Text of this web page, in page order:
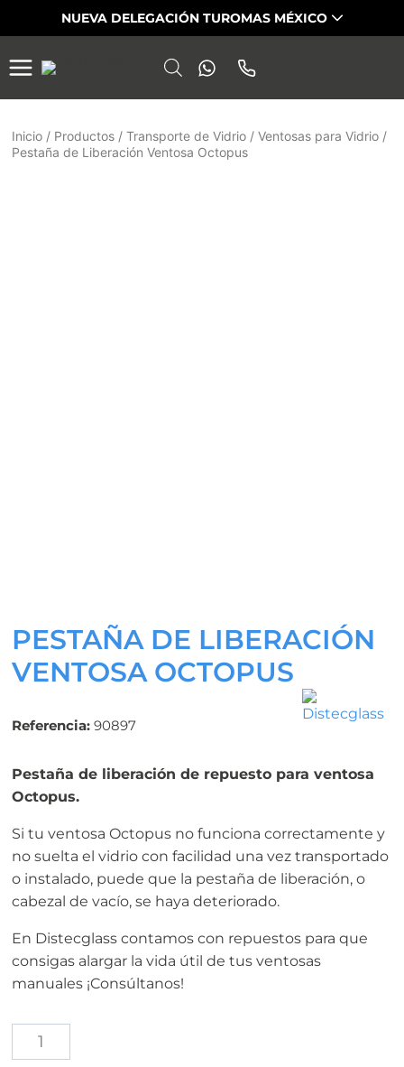
NUEVA DELEGACIÓN TUROMAS MÉXICO
Inicio / Productos / Transporte de Vidrio / Ventosas para Vidrio /
Pestaña de Liberación Ventosa Octopus
PESTAÑA DE LIBERACIÓN
VENTOSA OCTOPUS
Referencia: 90897
Pestaña de liberación de repuesto para ventosa
Octopus.
Si tu ventosa Octopus no funciona correctamente y
no suelta el vidrio con facilidad una vez transportado
o instalado, puede que la pestaña de liberación, o
cabezal de vacío, se haya deteriorado.
En Distecglass contamos con repuestos para que
consigas alargar la vida útil de tus ventosas
manuales ¡Consúltanos!
Pestaña
de